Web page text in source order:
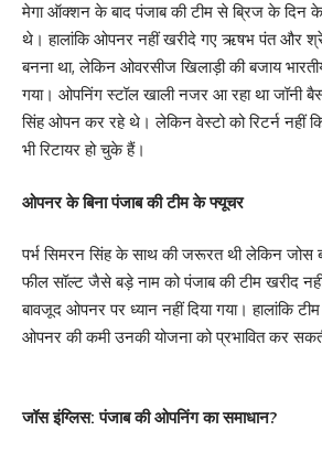
मेगा ऑक्शन के बाद पंजाब की टीम से ब्रिज के दिन
थे। हालांकि ओपनर नहीं खरीदे गए ऋषभ पंत और
बनना था, लेकिन ओवरसीज खिलाड़ी की बजाय
गया। ओपनिंग स्टॉल खाली नजर आ रहा था जॉनी
सिंह ओपन कर रहे थे। लेकिन वेस्टो को रिटर्न नहीं
भी रिटायर हो चुके हैं।
ओपनर के बिना पंजाब की टीम के फ्यूचर
पर्भ सिमरन सिंह के साथ की जरूरत थी लेकिन
फील सॉल्ट जैसे बड़े नाम को पंजाब की टीम खरीद
बावजूद ओपनर पर ध्यान नहीं दिया गया। हालांकि
ओपनर की कमी उनकी योजना को प्रभावित कर
जॉस इंग्लिस: पंजाब की ओपनिंग का समाधान?